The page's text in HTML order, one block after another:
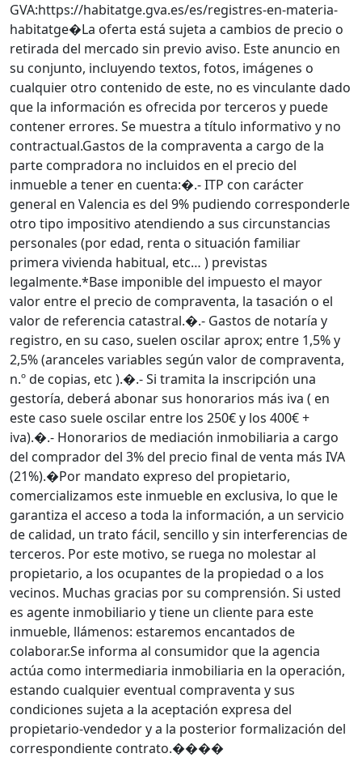
GVA:https://habitatge.gva.es/es/registres-en-materia-
habitatge�La oferta está sujeta a cambios de precio o
retirada del mercado sin previo aviso. Este anuncio en
su conjunto, incluyendo textos, fotos, imágenes o
cualquier otro contenido de este, no es vinculante dado
que la información es ofrecida por terceros y puede
contener errores. Se muestra a título informativo y no
contractual.Gastos de la compraventa a cargo de la
parte compradora no incluidos en el precio del
inmueble a tener en cuenta:�.- ITP con carácter
general en Valencia es del 9% pudiendo corresponderle
otro tipo impositivo atendiendo a sus circunstancias
personales (por edad, renta o situación familiar
primera vivienda habitual, etc… ) previstas
legalmente.*Base imponible del impuesto el mayor
valor entre el precio de compraventa, la tasación o el
valor de referencia catastral.�.- Gastos de notaría y
registro, en su caso, suelen oscilar aprox; entre 1,5% y
2,5% (aranceles variables según valor de compraventa,
n.º de copias, etc ).�.- Si tramita la inscripción una
gestoría, deberá abonar sus honorarios más iva ( en
este caso suele oscilar entre los 250€ y los 400€ +
iva).�.- Honorarios de mediación inmobiliaria a cargo
del comprador del 3% del precio final de venta más IVA
(21%).�Por mandato expreso del propietario,
comercializamos este inmueble en exclusiva, lo que le
garantiza el acceso a toda la información, a un servicio
de calidad, un trato fácil, sencillo y sin interferencias de
terceros. Por este motivo, se ruega no molestar al
propietario, a los ocupantes de la propiedad o a los
vecinos. Muchas gracias por su comprensión. Si usted
es agente inmobiliario y tiene un cliente para este
inmueble, llámenos: estaremos encantados de
colaborar.Se informa al consumidor que la agencia
actúa como intermediaria inmobiliaria en la operación,
estando cualquier eventual compraventa y sus
condiciones sujeta a la aceptación expresa del
propietario-vendedor y a la posterior formalización del
correspondiente contrato.����